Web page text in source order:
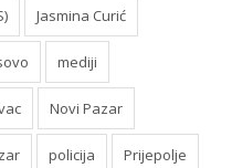
Jasmina Curić
mediji
Novi Pazar
policija Prijepolje